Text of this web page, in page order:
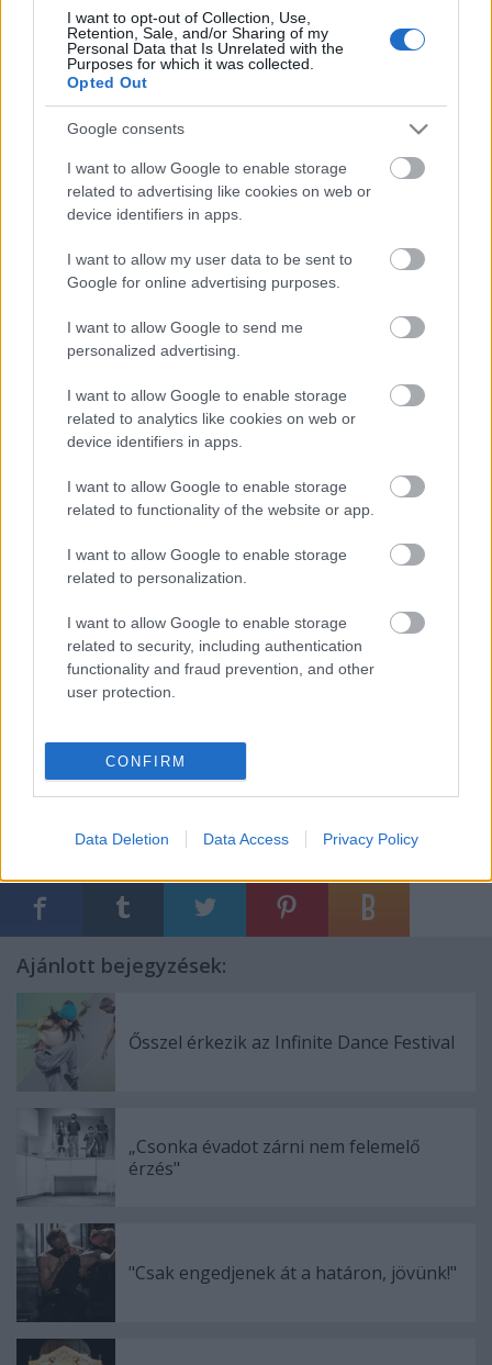
I want to opt-out of Collection, Use,
Retention, Sale, and/or Sharing of my
Personal Data that Is Unrelated with the
Purposes for which it was collected.
Opted Out
Google consents
I want to allow Google to enable storage
related to advertising like cookies on web or
device identifiers in apps.
I want to allow my user data to be sent to
Google for online advertising purposes.
I want to allow Google to send me
personalized advertising.
I want to allow Google to enable storage
related to analytics like cookies on web or
device identifiers in apps.
I want to allow Google to enable storage
related to functionality of the website or app.
I want to allow Google to enable storage
related to personalization.
I want to allow Google to enable storage
related to security, including authentication
functionality and fraud prevention, and other
user protection.
CONFIRM
Data Deletion Data Access Privacy Policy
Az 1993-as Balkán Balkán a román Panait Istrati
regényei nyomán készült, a hét évvel később
forgatott Ennyiből ennyi pedigCsíki László
novellája nyomán egy erdélyi magyar faluról ad
látleletet közvetlenül a romániai forradalom után.
2006-ban egy papi rendház zárt, ám gondolatilag
sokszínű világát mutatta be Töredék című filmjében,
az egyik papot játszóZsótér Sándora 38. Magyar
Filmszemlén megkapta a legjobb férfi alakításért
Televíziónak. A tévéképernyőre forgatta egyebek
között A lőcsei fehér asszony, a Viszontlátásra,
Én és a kisöcsém című műveit. A kommunizmus
múmiái című 1990-es dokumentumfilmjében Lenin,
Dimitrov, Klement Gottwald bebalzsamozásának és
közszemlére való kiállításának érdekességeit
dolgozta fel. Készített portréfilmetPilinszky
Jánosról, Polgár Lászlóról, Törőcsik Mariról,
többször rendezett színházban, egy alkalommal az
Operaházban is.
Maár Gyula 1984-ben Balázs Béla-díjat kapott,
1985-ben elnyerte az újdelhi filmfesztivál különdíját.
1994-ben a Magyar Köztársasági Érdemrend
Köztársasági Érdemrend középkeresztjével ismerték
el művészi munkáját. Életútja elismeréseként 2010-
ben megkapta a Kossuth-díjat is.
Ajánlott bejegyzések:
Ősszel érkezik az Infinite Dance Festival
„Csonka évadot zárni nem felemelő
érzés"
"Csak engedjenek át a határon, jövünk!"